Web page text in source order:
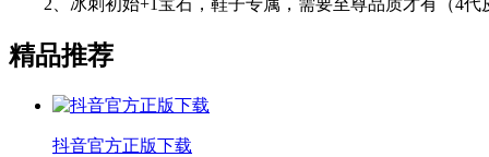
2、冰刺初始+1宝石，鞋子专属，需要至尊品质才有（4代
精品推荐
抖音官方正版下载